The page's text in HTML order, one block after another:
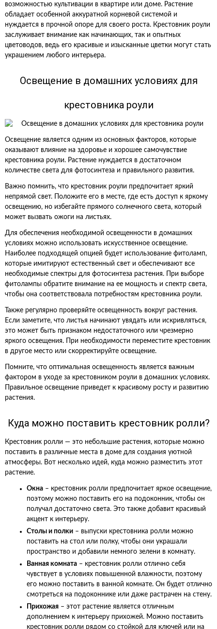
возможностью культивации в квартире или доме. Растение
обладает особенной аккуратной корневой системой и
нуждается в прочной опоре для своего роста. Крестовник роули
заслуживает внимание как начинающих, так и опытных
цветоводов, ведь его красивые и изысканные цветки могут стать
украшением любого интерьера.
Освещение в домашних условиях для
крестовника роули
Освещение является одним из основных факторов, которые
оказывают влияние на здоровье и хорошее самочувствие
крестовника роули. Растение нуждается в достаточном
количестве света для фотосинтеза и правильного развития.
Важно помнить, что крестовник роули предпочитает яркий
непрямой свет. Положите его в месте, где есть доступ к яркому
освещению, но избегайте прямого солнечного света, который
может вызвать ожоги на листьях.
Для обеспечения необходимой освещенности в домашних
условиях можно использовать искусственное освещение.
Наиболее подходящей опцией будет использование фитоламп,
которые имитируют естественный свет и обеспечивают все
необходимые спектры для фотосинтеза растения. При выборе
фитолампы обратите внимание на ее мощность и спектр света,
чтобы она соответствовала потребностям крестовника роули.
Также регулярно проверяйте освещенность вокруг растения.
Если заметите, что листья начинают увядать или искривляться,
это может быть признаком недостаточного или чрезмерно
яркого освещения. При необходимости переместите крестовник
в другое место или скорректируйте освещение.
Помните, что оптимальная освещенность является важным
фактором в уходе за крестовником роули в домашних условиях.
Правильное освещение приведет к красивому росту и развитию
растения.
Куда можно поставить крестовник ролли?
Крестовник ролли — это небольшие растения, которые можно
поставить в различные места в доме для создания уютной
атмосферы. Вот несколько идей, куда можно разместить этот
растение.
Окна – крестовник ролли предпочитает яркое освещение,
поэтому можно поставить его на подоконник, чтобы он
получал достаточно света. Это также добавит красивый
акцент к интерьеру.
Столы и полки – выпуски крестовника ролли можно
поставить на стол или полку, чтобы они украшали
пространство и добавили немного зелени в комнату.
Ванная комната – крестовник ролли отлично себя
чувствует в условиях повышенной влажности, поэтому
его можно поставить в ванной комнате. Он будет отлично
смотреться на подоконнике или даже растрачен на стену.
Прихожая – этот растение является отличным
дополнением к интерьеру прихожей. Можно поставить
крестовник ролли рядом со стойкой для ключей или на